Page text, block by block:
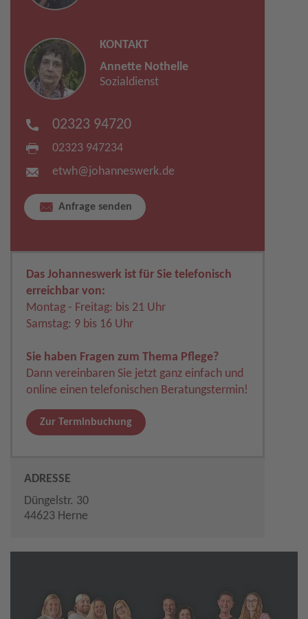
KONTAKT
Annette Nothelle
Sozialdienst
02323 94720
02323 947234
etwh​@johanneswerk.de
Anfrage senden
Das Johanneswerk ist für Sie telefonisch
erreichbar von:
Montag - Freitag: bis 21 Uhr
Samstag: 9 bis 16 Uhr
Sie haben Fragen zum Thema Pflege?
Dann vereinbaren Sie jetzt ganz einfach und
online einen telefonischen Beratungstermin!
Zur Terminbuchung
ADRESSE
Düngelstr. 30
44623 Herne